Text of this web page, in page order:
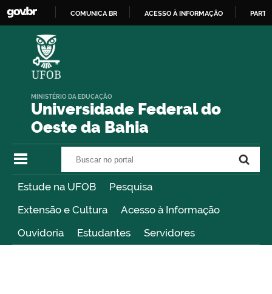
COMUNICA BR ACESSO À INFORMAÇÃO
Universidade Federal do
Oeste da Bahia
MINISTÉRIO DA EDUCAÇÃO
Estude na UFOB
Pesquisa
Extensão e Cultura
Acesso à Informação
Ouvidoria
Estudantes Servidores